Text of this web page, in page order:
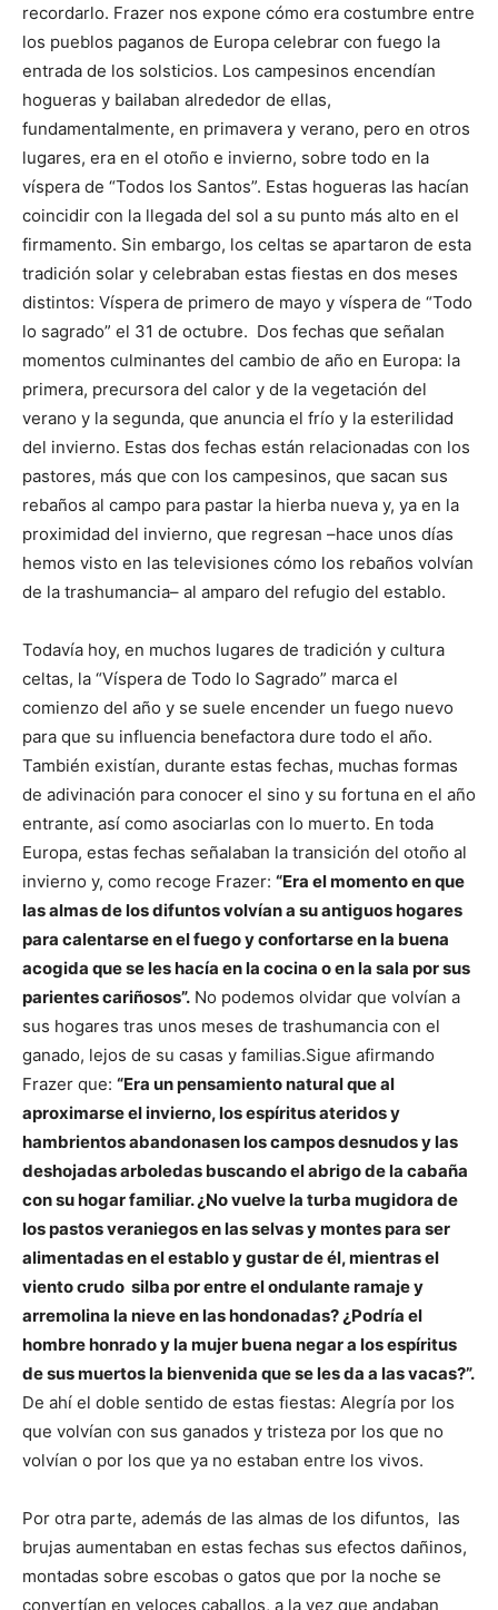
recordarlo. Frazer nos expone cómo era costumbre entre
los pueblos paganos de Europa celebrar con fuego la
entrada de los solsticios. Los campesinos encendían
hogueras y bailaban alrededor de ellas,
fundamentalmente, en primavera y verano, pero en otros
lugares, era en el otoño e invierno, sobre todo en la
víspera de “Todos los Santos”. Estas hogueras las hacían
coincidir con la llegada del sol a su punto más alto en el
firmamento. Sin embargo, los celtas se apartaron de esta
tradición solar y celebraban estas fiestas en dos meses
distintos: Víspera de primero de mayo y víspera de “Todo
lo sagrado” el 31 de octubre. Dos fechas que señalan
momentos culminantes del cambio de año en Europa: la
primera, precursora del calor y de la vegetación del
verano y la segunda, que anuncia el frío y la esterilidad
del invierno. Estas dos fechas están relacionadas con los
pastores, más que con los campesinos, que sacan sus
rebaños al campo para pastar la hierba nueva y, ya en la
proximidad del invierno, que regresan –hace unos días
hemos visto en las televisiones cómo los rebaños volvían
de la trashumancia– al amparo del refugio del establo.
Todavía hoy, en muchos lugares de tradición y cultura
celtas, la “Víspera de Todo lo Sagrado” marca el
comienzo del año y se suele encender un fuego nuevo
para que su influencia benefactora dure todo el año.
También existían, durante estas fechas, muchas formas
de adivinación para conocer el sino y su fortuna en el año
entrante, así como asociarlas con lo muerto. En toda
Europa, estas fechas señalaban la transición del otoño al
invierno y, como recoge Frazer: “Era el momento en que
las almas de los difuntos volvían a su antiguos hogares
para calentarse en el fuego y confortarse en la buena
acogida que se les hacía en la cocina o en la sala por sus
parientes cariñosos”. No podemos olvidar que volvían a
sus hogares tras unos meses de trashumancia con el
ganado, lejos de su casas y familias.Sigue afirmando
Frazer que: “Era un pensamiento natural que al
aproximarse el invierno, los espíritus ateridos y
hambrientos abandonasen los campos desnudos y las
deshojadas arboledas buscando el abrigo de la cabaña
con su hogar familiar. ¿No vuelve la turba mugidora de
los pastos veraniegos en las selvas y montes para ser
alimentadas en el establo y gustar de él, mientras el
viento crudo silba por entre el ondulante ramaje y
arremolina la nieve en las hondonadas? ¿Podría el
hombre honrado y la mujer buena negar a los espíritus
de sus muertos la bienvenida que se les da a las vacas?”.
De ahí el doble sentido de estas fiestas: Alegría por los
que volvían con sus ganados y tristeza por los que no
volvían o por los que ya no estaban entre los vivos.
Por otra parte, además de las almas de los difuntos, las
brujas aumentaban en estas fechas sus efectos dañinos,
montadas sobre escobas o gatos que por la noche se
convertían en veloces caballos, a la vez que andaban